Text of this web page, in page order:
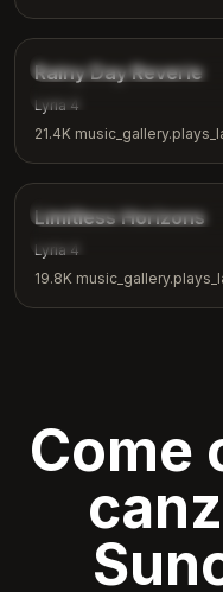
music_gallery.tags.ambient
Rainy Day Reverie
Lyria 4
21.4K
Limitless Horizons
Lyria 4
19.8K
Come